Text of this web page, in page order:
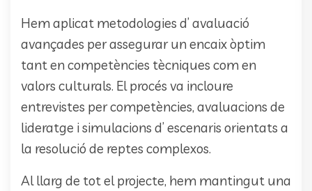
Hem aplicat metodologies d’ avaluació
avançades per assegurar un encaix òptim
tant en competències tècniques com en
valors culturals. El procés va incloure
entrevistes per competències, avaluacions de
lideratge i simulacions d’ escenaris orientats a
la resolució de reptes complexos.
Al llarg de tot el projecte, hem mantingut una